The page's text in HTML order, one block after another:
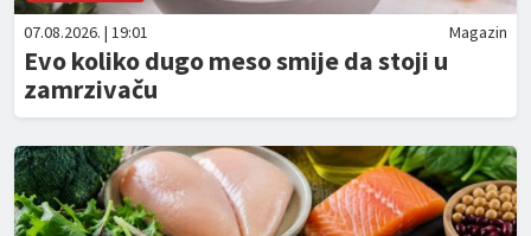
07.08.2026. | 19:01 Magazin
Evo koliko dugo meso smije da stoji u
zamrzivaču